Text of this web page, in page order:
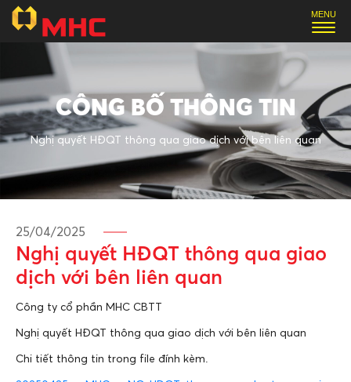
CÔNG BỐ THÔNG TIN
Nghị quyết HĐQT thông qua giao dịch với bên liên quan
25/04/2025
Nghị quyết HĐQT thông qua giao
dịch với bên liên quan
Công ty cổ phần MHC CBTT
Nghị quyết HĐQT thông qua giao dịch với bên liên quan
Chi tiết thông tin trong file đính kèm.